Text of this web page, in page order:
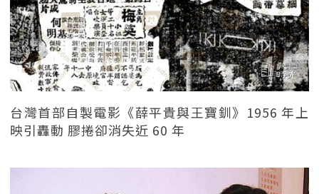
台灣首部自製電影《薛平貴與王寶釧》1956 年上
映引轟動 膠捲卻消失近 60 年